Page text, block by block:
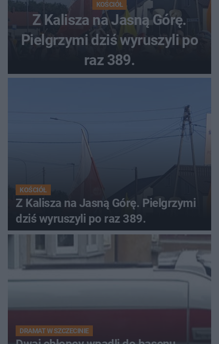
KOŚCIÓŁ
Z Kalisza na Jasną Górę.
Pielgrzymi dziś wyruszyli po
raz 389.
KOŚCIÓŁ
Z Kalisza na Jasną Górę. Pielgrzymi
dziś wyruszyli po raz 389.
DRAMAT W SZCZECINIE